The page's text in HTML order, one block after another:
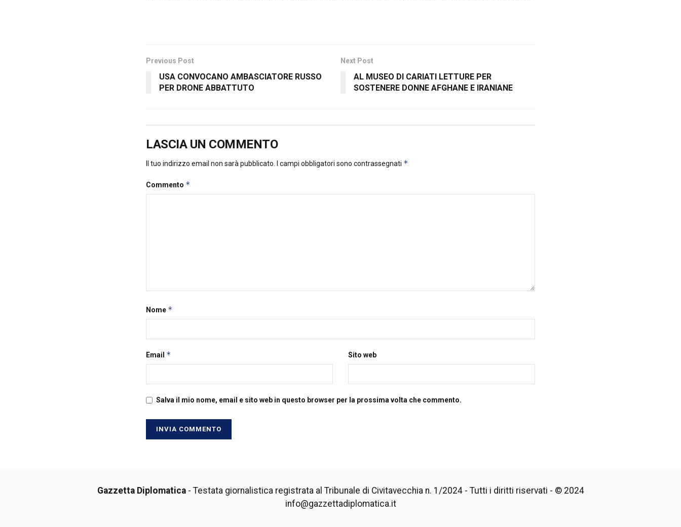
Previous Post
USA CONVOCANO AMBASCIATORE RUSSO
PER DRONE ABBATTUTO
Next Post
AL MUSEO DI CARIATI LETTURE PER
SOSTENERE DONNE AFGHANE E IRANIANE
LASCIA UN COMMENTO
Il tuo indirizzo email non sarà pubblicato. I campi obbligatori sono contrassegnati *
Commento *
Nome *
Email * Sito web
Salva il mio nome, email e sito web in questo browser per la prossima volta che commento.
Gazzetta Diplomatica- Testata giornalistica registrata al Tribunale di Civitavecchia n. 1/2024 - Tutti i diritti riservati - © 2024
info@gazzettadiplomatica.it